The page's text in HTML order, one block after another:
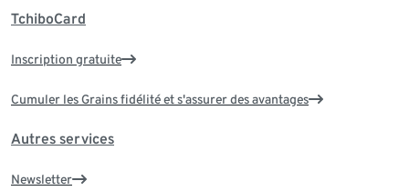
TchiboCard
Inscription gratuite
Cumuler les Grains fidélité et s'assurer des avantages
Autres services
Newsletter